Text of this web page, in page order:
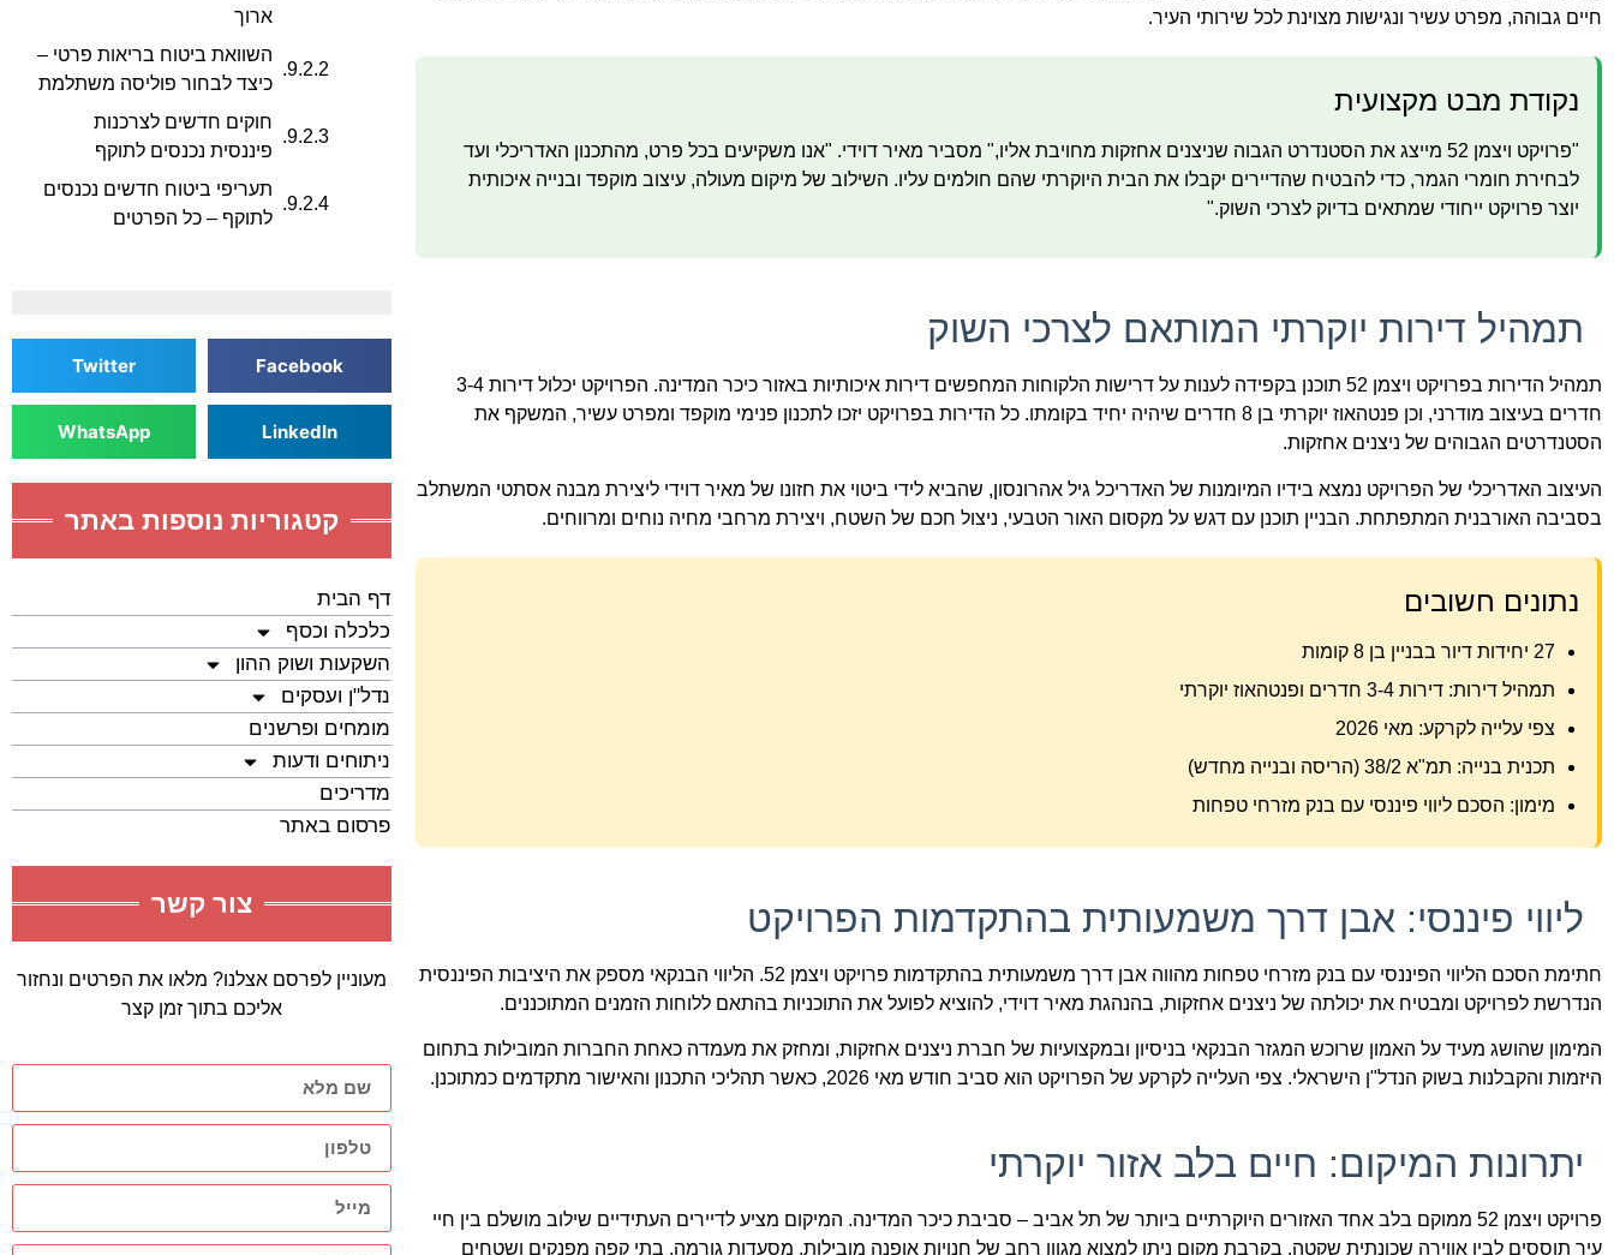
חיים גבוהה, מפרט עשיר ונגישות מצוינת לכל שירותי העיר.
נקודת מבט מקצועית
"פרויקט ויצמן 52 מייצג את הסטנדרט הגבוה שניצנים אחזקות מחויבת אליו," מסביר מאיר דוידי. "אנו משקיעים בכל פרט, מהתכנון האדריכלי ועד
לבחירת חומרי הגמר, כדי להבטיח שהדיירים יקבלו את הבית היוקרתי שהם חולמים עליו. השילוב של מיקום מעולה, עיצוב מוקפד ובנייה איכותית
יוצר פרויקט ייחודי שמתאים בדיוק לצרכי השוק."
תמהיל דירות יוקרתי המותאם לצרכי השוק
תמהיל הדירות בפרויקט ויצמן 52 תוכנן בקפידה לענות על דרישות הלקוחות המחפשים דירות איכותיות באזור כיכר המדינה. הפרויקט יכלול דירות 3-4
חדרים בעיצוב מודרני, וכן פנטהאוז יוקרתי בן 8 חדרים שיהיה יחיד בקומתו. כל הדירות בפרויקט יזכו לתכנון פנימי מוקפד ומפרט עשיר, המשקף את
הסטנדרטים הגבוהים של ניצנים אחזקות.
העיצוב האדריכלי של הפרויקט נמצא בידיו המיומנות של האדריכל גיל אהרונסון, שהביא לידי ביטוי את חזונו של מאיר דוידי ליצירת מבנה אסתטי המשתלב
בסביבה האורבנית המתפתחת. הבניין תוכנן עם דגש על מקסום האור הטבעי, ניצול חכם של השטח, ויצירת מרחבי מחיה נוחים ומרווחים.
נתונים חשובים
27 יחידות דיור בבניין בן 8 קומות
תמהיל דירות: דירות 3-4 חדרים ופנטהאוז יוקרתי
צפי עלייה לקרקע: מאי 2026
תכנית בנייה: תמ"א 38/2 (הריסה ובנייה מחדש)
מימון: הסכם ליווי פיננסי עם בנק מזרחי טפחות
ליווי פיננסי: אבן דרך משמעותית בהתקדמות הפרויקט
חתימת הסכם הליווי הפיננסי עם בנק מזרחי טפחות מהווה אבן דרך משמעותית בהתקדמות פרויקט ויצמן 52. הליווי הבנקאי מספק את היציבות הפיננסית
הנדרשת לפרויקט ומבטיח את יכולתה של ניצנים אחזקות, בהנהגת מאיר דוידי, להוציא לפועל את התוכניות בהתאם ללוחות הזמנים המתוכננים.
המימון שהושג מעיד על האמון שרוכש המגזר הבנקאי בניסיון ובמקצועיות של חברת ניצנים אחזקות, ומחזק את מעמדה כאחת החברות המובילות בתחום
היזמות והקבלנות בשוק הנדל"ן הישראלי. צפי העלייה לקרקע של הפרויקט הוא סביב חודש מאי 2026, כאשר תהליכי התכנון והאישור מתקדמים כמתוכנן.
יתרונות המיקום: חיים בלב אזור יוקרתי
פרויקט ויצמן 52 ממוקם בלב אחד האזורים היוקרתיים ביותר של תל אביב – סביבת כיכר המדינה. המיקום מציע לדיירים העתידיים שילוב מושלם בין חיי
עיר תוססים לבין אווירה שכונתית שקטה. בקרבת מקום ניתן למצוא מגוון רחב של חנויות אופנה מובילות, מסעדות גורמה, בתי קפה מפנקים ושטחים
ארוך
השוואת ביטוח בריאות פרטי –
כיצד לבחור פוליסה משתלמת
חוקים חדשים לצרכנות
פיננסית נכנסים לתוקף
תעריפי ביטוח חדשים נכנסים
לתוקף – כל הפרטים
Facebook
Twitter
LinkedIn
WhatsApp
קטגוריות נוספות באתר
דף הבית
כלכלה וכסף
השקעות ושוק ההון
נדל"ן ועסקים
מומחים ופרשנים
ניתוחים ודעות
מדריכים
פרסום באתר
צור קשר
מעוניין לפרסם אצלנו? מלאו את הפרטים ונחזור
אליכם בתוך זמן קצר